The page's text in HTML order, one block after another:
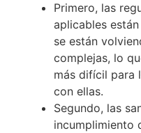
Primero, las
aplicables
se están
complejas, lo
más difícil para
con ellas.
Segundo, las
incumplimiento